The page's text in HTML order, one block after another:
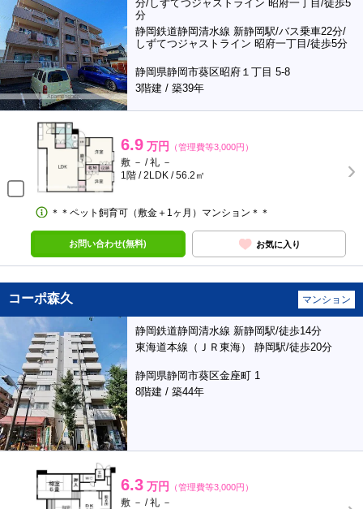
分/しずてつジャストライン 昭府一丁目/徒歩5
分
静岡鉄道静岡清水線 新静岡駅/バス乗車22分/
しずてつジャストライン 昭府一丁目/徒歩5分
静岡県静岡市葵区昭府１丁目 5-8
3階建 / 築39年
6.9 万円 （管理費等3,000円）
敷 － / 礼 －
1階 / 2LDK / 56.2㎡
＊＊ペット飼育可（敷金＋1ヶ月）マンション＊＊
お問い合わせ(無料) お気に入り
コーポ森久 マンション
静岡鉄道静岡清水線 新静岡駅/徒歩14分
東海道本線（ＪＲ東海） 静岡駅/徒歩20分
静岡県静岡市葵区金座町 1
8階建 / 築44年
6.3 万円 （管理費等3,000円）
敷 － / 礼 －